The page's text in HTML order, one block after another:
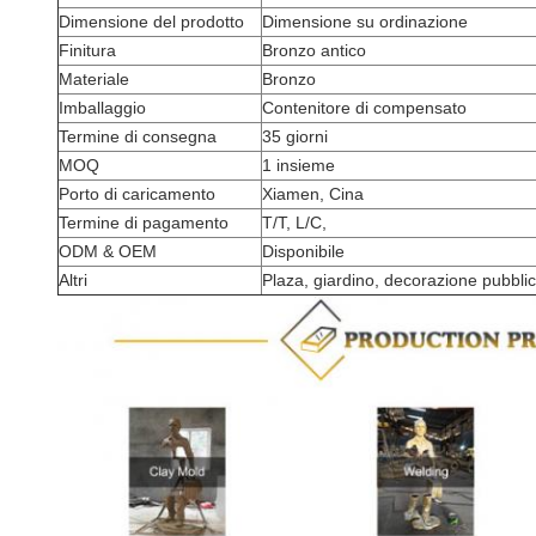
Dimensione del prodotto
Dimensione su ordinazione
Finitura
Bronzo antico
Materiale
Bronzo
Imballaggio
Contenitore di compensato
Termine di consegna
35 giorni
MOQ
1 insieme
Porto di caricamento
Xiamen, Cina
Termine di pagamento
T/T, L/C,
ODM & OEM
Disponibile
Altri
Plaza, giardino, decorazione